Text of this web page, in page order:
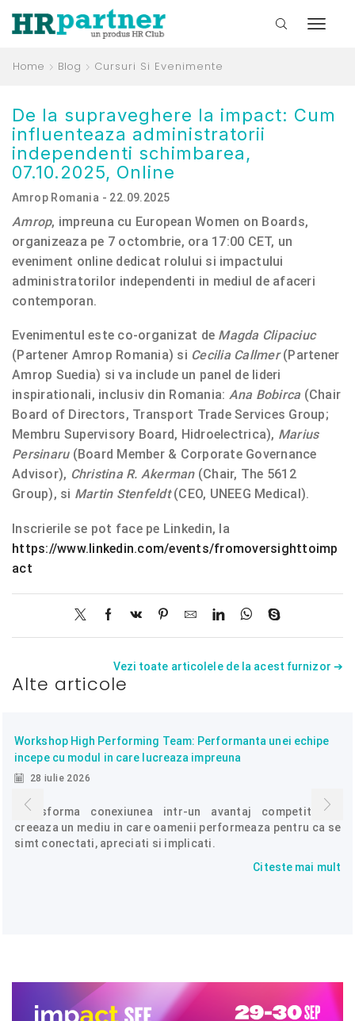
Home Blog Cursuri Si Evenimente
De la supraveghere la impact: Cum
influenteaza administratorii
independenti schimbarea,
07.10.2025, Online
Amrop Romania - 22.09.2025
Amrop, impreuna cu European Women on Boards,
organizeaza pe 7 octombrie, ora 17:00 CET, un
eveniment online dedicat rolului si impactului
administratorilor independenti in mediul de afaceri
contemporan.
Evenimentul este co-organizat de Magda Clipaciuc
(Partener Amrop Romania) si Cecilia Callmer(Partener
Amrop Suedia) si va include un panel de lideri
inspirationali, inclusiv din Romania: Ana Bobirca (Chair
Board of Directors, Transport Trade Services Group;
Membru Supervisory Board, Hidroelectrica), Marius
Persinaru(Board Member & Corporate Governance
Advisor), Christina R. Akerman(Chair, The 5612
Group), si Martin Stenfeldt(CEO, UNEEG Medical).
Inscrierile se pot face pe Linkedin, la
https://www.linkedin.com/events/fromoversighttoimp
act
Vezi toate articolele de la acest furnizor ➔
Alte articole
Workshop High Performing Team: Performanta unei echipe
incepe cu modul in care lucreaza impreuna
28 iulie 2026
Transforma conexiunea intr-un avantaj competitiv si
creeaza un mediu in care oamenii performeaza pentru ca se
simt conectati, apreciati si implicati.
Citeste mai mult